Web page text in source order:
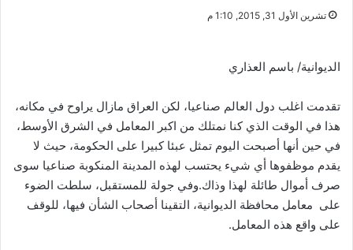
تشرين الأول 31, 2015, 1:10 م
الديوانية/ باسم العذاري
تقدمت اغلب دول العالم صناعيا، لكن العراق مازال يراوح في مكانه،
هذا في الوقت الذي كنا نمتلك من اكبر المعامل في الشرق الأوسط،
في حين أنها أصبحت اليوم تمثل عبئا كبيرا على الحكومة، حيث لا
يقدم موظفوها أي شيء يحتسب لهذه المدينة المنكوبة صناعيا سوى
صرف أموال طائلة لهذا وذاك.وفي جولة للمستقبل، سلطت الضوء
على معامل محافظة الديوانية، التقينا أصحاب الشأن فيها، للوقف
على واقع هذه المعامل.